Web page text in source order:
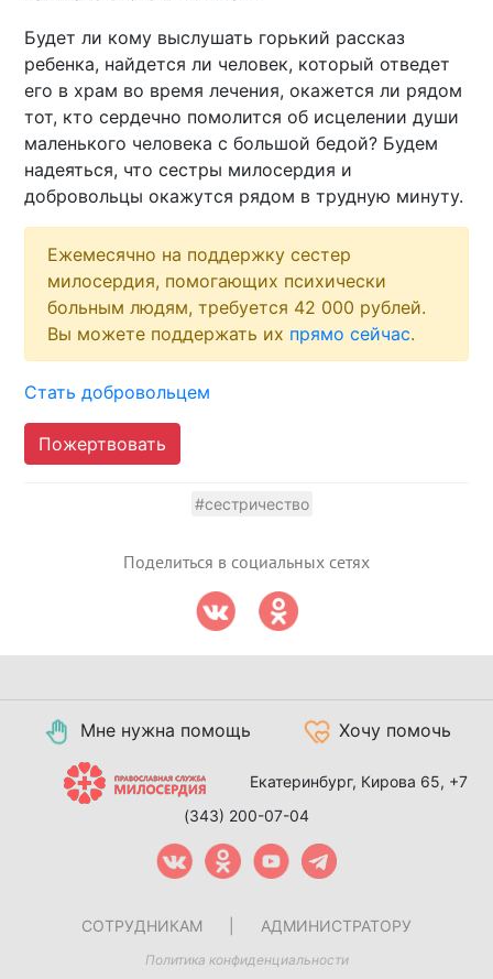
Будет ли кому выслушать горький рассказ
ребенка, найдется ли человек, который отведет
его в храм во время лечения, окажется ли рядом
тот, кто сердечно помолится об исцелении души
маленького человека с большой бедой? Будем
надеяться, что сестры милосердия и
добровольцы окажутся рядом в трудную минуту.
Ежемесячно на поддержку сестер
милосердия, помогающих психически
больным людям, требуется 42 000 рублей.
Вы можете поддержать их прямо сейчас.
Стать добровольцем
Пожертвовать
#сестричество
Поделиться в социальных сетях
Мне нужна помощь Хочу помочь
Екатеринбург, Кирова 65, +7
(343) 200-07-04
СОТРУДНИКАМ АДМИНИСТРАТОРУ
Политика конфиденциальности